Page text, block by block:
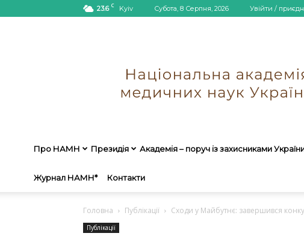
23.6 C Kyiv Субота, 8 Серпня, 2026 Увійти /
Про НАМН Президія Академія – поруч із захисниками
Журнал НАМН* Контакти
Головна Публікації Сходи у Майбутнє: завершився
Публікації